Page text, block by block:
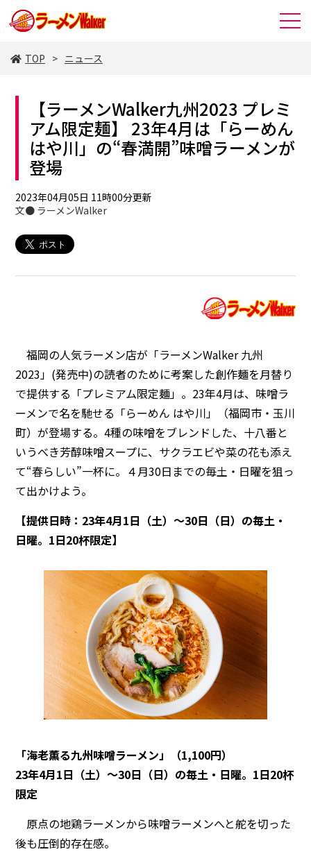
TOP ニュース
【ラーメンWalker九州2023 プレミ
アム限定麺】 23年4月は「らーめん
はや川」の“春満開”味噌ラーメンが
登場
2023年04月05日 11時00分更新
文● ラーメンWalker
福岡の人気ラーメン店が「ラーメンWalker 九州
2023」(発売中)の読者のために考案した創作麺を月替り
で提供する「プレミアム限定麺」。23年4月は、味噌ラ
ーメンで名を馳せる「らーめん はや川」（福岡市・玉川
町）が登場する。4種の味噌をブレンドした、十八番と
いうべき芳醇味噌スープに、サクラエビや菜の花も添え
て“春らしい”一杯に。４月30日までの毎土・日曜を狙っ
て出かけよう。
【提供日時：23年4月1日（土）〜30日（日）の毎土・
日曜。1日20杯限定】
「海老薫る九州味噌ラーメン」（1,100円）
23年4月1日（土）〜30日（日）の毎土・日曜。1日20杯
限定
原点の地鶏ラーメンから味噌ラーメンへと舵を切った
後も圧倒的存在感。